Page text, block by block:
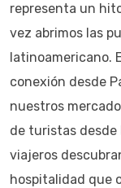
representa un
vez abrimos las
latinoamericano.
conexión desde
nuestros
de turistas desde
viajeros
hospitalidad que